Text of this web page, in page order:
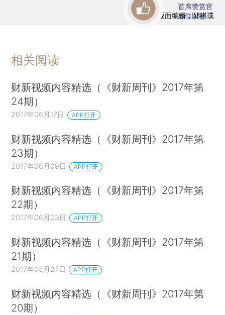
版面编辑：邱祺璞
首席赞赏官
虚位以待
相关阅读
财新视频内容精选（《财新周刊》2017年第
24期）
2017年06月17日 APP打开
财新视频内容精选（《财新周刊》2017年第
23期）
2017年06月09日 APP打开
财新视频内容精选（《财新周刊》2017年第
22期）
2017年06月03日 APP打开
财新视频内容精选（《财新周刊》2017年第
21期）
2017年05月27日 APP打开
财新视频内容精选（《财新周刊》2017年第
20期）